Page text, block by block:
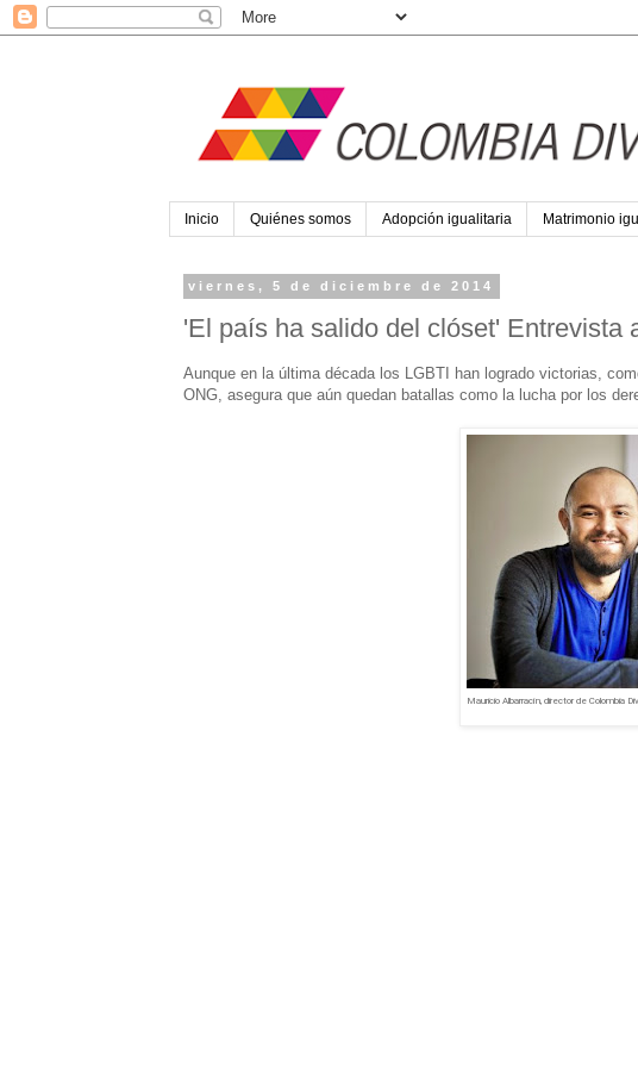
Inicio Quiénes somos Adopción igualitaria Matrimonio
viernes, 5 de diciembre de 2014
'El país ha salido del clóset' Entrevista
Aunque en la última década los LGBTI han logrado victorias,
ONG, asegura que aún quedan batallas como la lucha por los
Mauricio Albarracín, director de Colombia